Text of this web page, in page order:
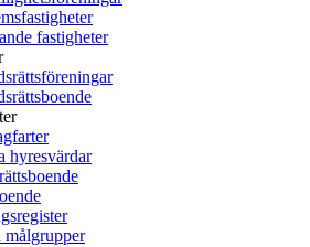
fastigheter
hyresvärdar
målgrupper